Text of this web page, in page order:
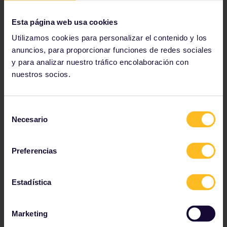
Esta página web usa cookies
Utilizamos cookies para personalizar el contenido y los
anuncios, para proporcionar funciones de redes sociales
y para analizar nuestro tráfico encolaboración con
nuestros socios.
Necesario
Preferencias
Estadística
Marketing
refugio antiaéreo durante la Segunda
Guerra Mundial, ahora alberga
instalaciones de arte durante todo el
año, bajo la Ciudad Alta de Zagreb.